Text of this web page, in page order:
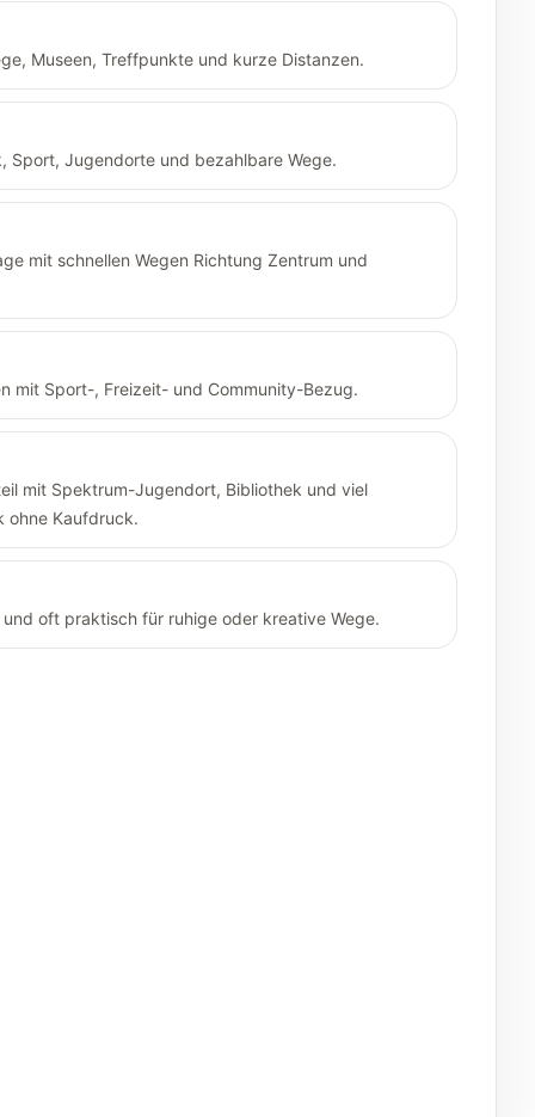
Museen, Treffpunkte und kurze Distanzen.
Sport, Jugendorte und bezahlbare Wege.
mit schnellen Wegen Richtung Zentrum und
mit Sport-, Freizeit- und Community-Bezug.
mit Spektrum-Jugendort, Bibliothek und viel
ohne Kaufdruck.
oft praktisch für ruhige oder kreative Wege.